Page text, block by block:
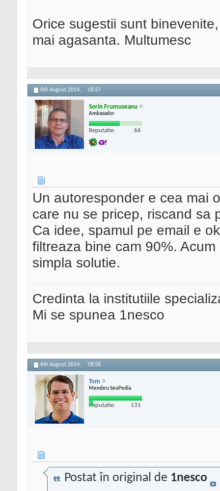
Orice sugestii sunt
mai agasanta. Multumesc
6th August 2014, 18:37
Sorin Frumuseanu
Ambasador
Reputatie: 66
Un autoresponder e cea mai
care nu se pricep, riscand sa
Ca idee, spamul pe email e
filtreaza bine cam 90%.
simpla solutie.
Credinta la institutiile
Mi se spunea 1nesco
6th August 2014, 18:58
Tom
Membru SeoPedia
Reputatie: 131
Postat în original de 1nesco